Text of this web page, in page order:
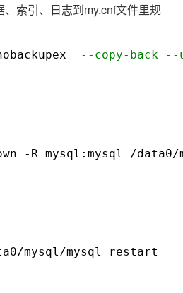
索引、日志到my.cnf文件里规
--copy-back
-R mysql:mysql /data0/
mysql/mysql restart